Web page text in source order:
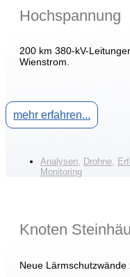
Hochspannung
200 km 380-kV-
Wienstrom.
mehr erfahren...
Analysen, Drohne,
Monitoring
Knoten
Neue Lärmschutzwände